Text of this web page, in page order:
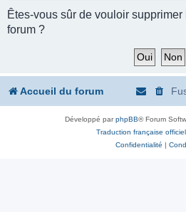
Êtes-vous sûr de vouloir
forum ?
Accueil du forum
Développé parphpBB® Forum
Traduction française
Confidentialité |